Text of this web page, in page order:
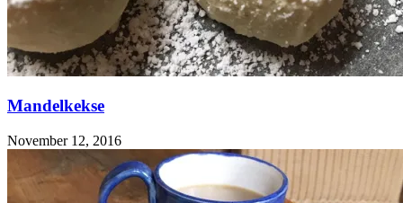
Mandelkekse
November 12, 2016